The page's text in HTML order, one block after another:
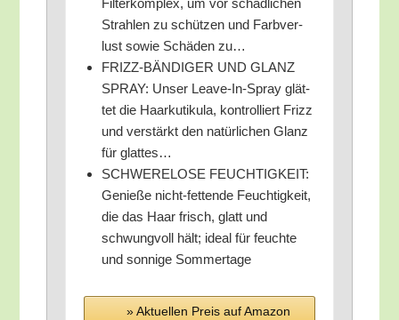
Fil­ter­kom­plex, um vor schäd­li­chen
Strah­len zu schüt­zen und Farb­ver­
lust sowie Schä­den zu…
FRIZZ-BÄNDIGER UND GLANZ
SPRAY: Unser Lea­ve-In-Spray glät­
tet die Haar­kuti­ku­la, kon­trol­liert Frizz
und ver­stärkt den natür­li­chen Glanz
für glattes…
SCHWERELOSE FEUCHTIGKEIT:
Genie­ße nicht-fet­ten­de Feuch­tig­keit,
die das Haar frisch, glatt und
schwung­voll hält; ide­al für feuch­te
und son­ni­ge Sommertage
» Aktu­el­len Preis auf Ama­zon